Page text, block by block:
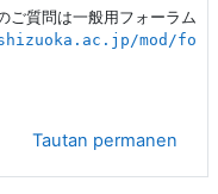
mod/
Tautan permanen